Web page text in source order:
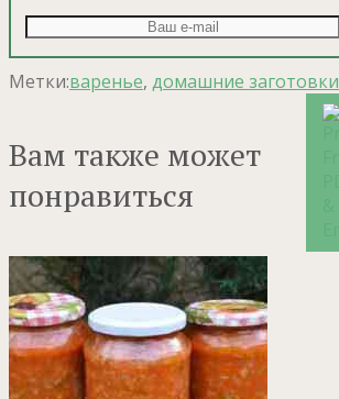
Метки:варенье, домашние заготовки
Вам также может
понравиться